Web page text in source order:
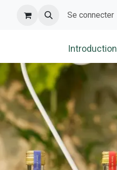
Se connecter
Introduction